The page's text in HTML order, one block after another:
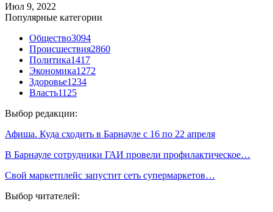
Июл 9, 2022
Популярные категории
Общество3094
Происшествия2860
Политика1417
Экономика1272
Здоровье1234
Власть1125
Выбор редакции:
Афиша. Куда сходить в Барнауле с 16 по 22 апреля
В Барнауле сотрудники ГАИ провели профилактическое…
Свой маркетплейс запустит сеть супермаркетов…
Выбор читателей: